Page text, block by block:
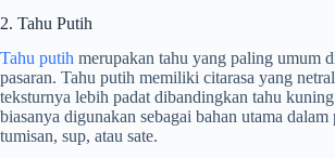
2. Tahu Putih
Tahu putih merupakan tahu yang paling umum
pasaran. Tahu putih memiliki citarasa yang
teksturnya lebih padat dibandingkan tahu
biasanya digunakan sebagai bahan utama dalam
tumisan, sup, atau sate.